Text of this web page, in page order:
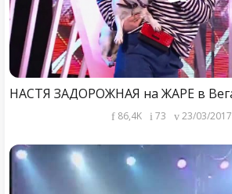
86,4K 73 23/03/2017